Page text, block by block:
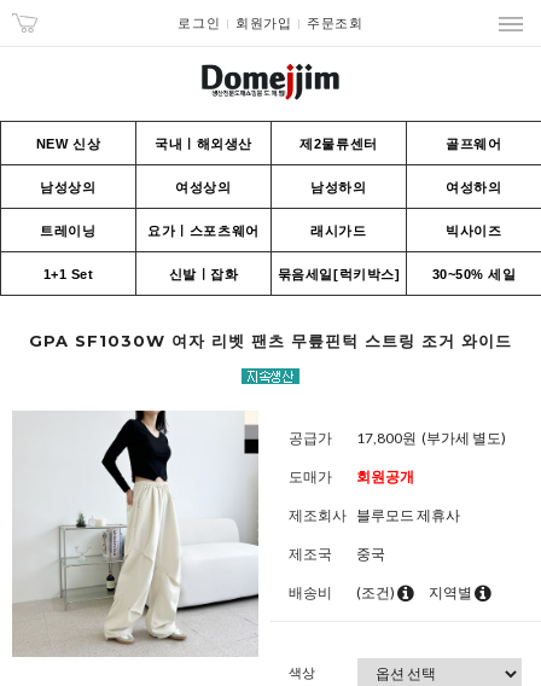
로그인 회원가입 주문조회
NEW 신상 국내ㅣ해외생산 제2물류센터 골프웨어
남성상의 여성상의 남성하의 여성하의
트레이닝 요가ㅣ스포츠웨어 래시가드 빅사이즈
1+1 Set 신발ㅣ잡화 묶음세일[럭키박스] 30~50% 세일
GPA SF1030W 여자 리벳 팬츠 무릎핀턱 스트링 조거 와이드
공급가 17,800원 (부가세 별도)
도매가 회원공개
제조회사 블루모드 제휴사
제조국 중국
배송비 (조건) 지역별
색상